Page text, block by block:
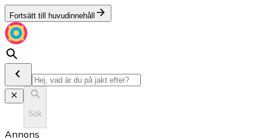
Fortsätt till huvudinnehåll
Sök
Annons